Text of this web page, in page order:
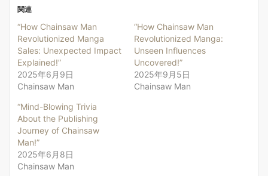
関連
“How Chainsaw Man
Revolutionized Manga
Sales: Unexpected Impact
Explained!”
2025年6月9日
Chainsaw Man
“How Chainsaw Man
Revolutionized Manga:
Unseen Influences
Uncovered!”
2025年9月5日
Chainsaw Man
“Mind-Blowing Trivia
About the Publishing
Journey of Chainsaw
Man!”
2025年6月8日
Chainsaw Man